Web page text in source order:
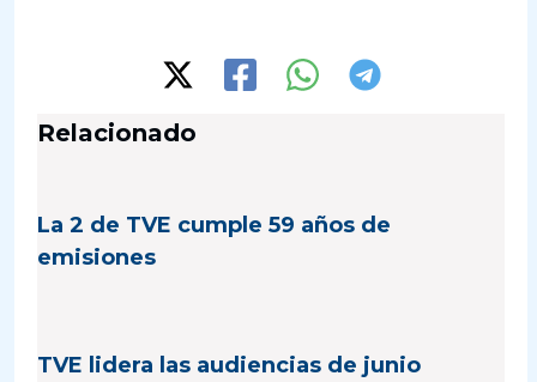
Relacionado
La 2 de TVE cumple 59 años de
emisiones
TVE lidera las audiencias de junio